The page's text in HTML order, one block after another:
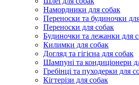
Намордники для собак
Переноски та будиночки
Переноски для собак
Будиночки та лежанки для
Килимки для собак
Догляд та гігієна для собак
Шампуні та кондиціонери
Гребінці та пуходерки для
Кігтерізи для собак